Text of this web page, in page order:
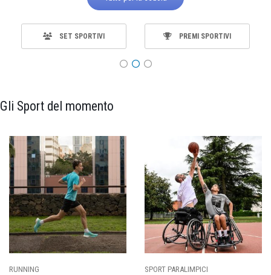
SET SPORTIVI PREMI SPORTIVI
Gli Sport del momento
CALCIO